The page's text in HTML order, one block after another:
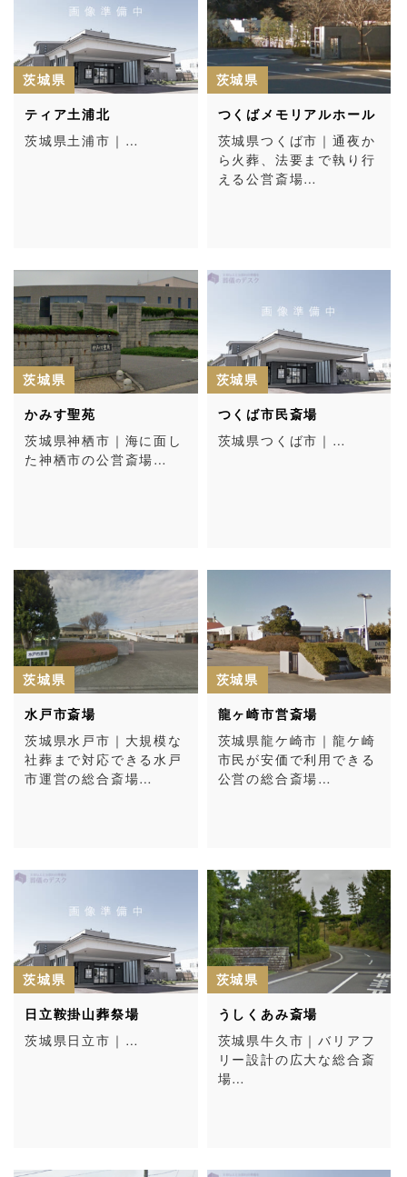
茨城県
ティア土浦北
茨城県土浦市｜…
茨城県
つくばメモリアルホール
茨城県つくば市｜通夜か
ら火葬、法要まで執り行
える公営斎場…
茨城県
かみす聖苑
茨城県神栖市｜海に面し
た神栖市の公営斎場…
茨城県
つくば市民斎場
茨城県つくば市｜…
茨城県
水戸市斎場
茨城県水戸市｜大規模な
社葬まで対応できる水戸
市運営の総合斎場…
茨城県
龍ヶ崎市営斎場
茨城県龍ケ崎市｜龍ケ崎
市民が安価で利用できる
公営の総合斎場…
茨城県
日立鞍掛山葬祭場
茨城県日立市｜…
茨城県
うしくあみ斎場
茨城県牛久市｜バリアフ
リー設計の広大な総合斎
場…